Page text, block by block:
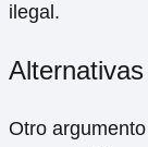
ilegal.
Otro